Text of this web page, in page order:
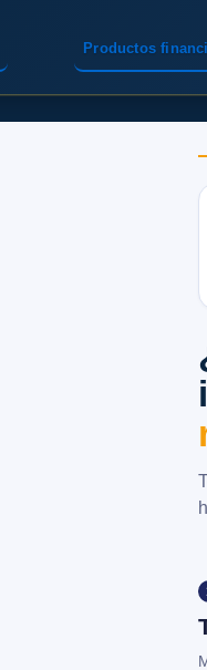
Productos